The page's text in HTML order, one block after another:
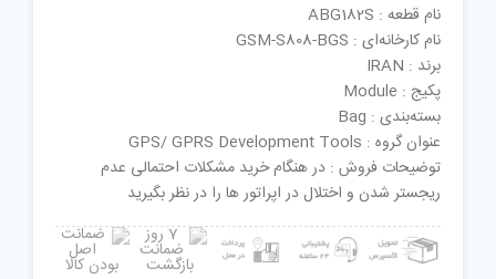
نام قطعه : ABG182S
نام کارخانه‌ای : GSM-S808-BGS
برند : IRAN
پکیج : Module
بسته‌بندی : Bag
عنوان گروه : GPS/ GPRS Development Tools
توضیحات فروش : در هنگام خرید مشکلات احتمالی عدم
ریجستر شدن و اختلال در اپراتور ها را در نظر بگیرید